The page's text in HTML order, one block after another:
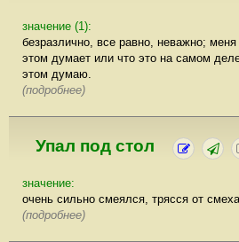
значение (1):
безразлично, все равно, неважно; меня
этом думает или что это на самом
этом думаю.
(подробнее)
Упал под стол
значение:
очень сильно смеялся, трясся от
(подробнее)